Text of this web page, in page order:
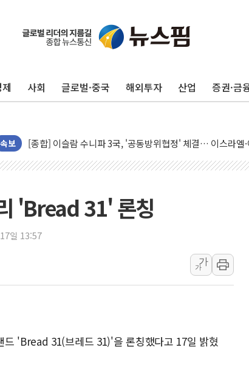
사회 글로벌·중국 해외투자 산업 증권·금
속보
유럽증시, 美 고용 예상 밖 부진에 연준 금리 인상 가능성
[종합] 이슬람 수니파 3국, '공동방위협정' 체결… 이스라엘
美 항소법원, 백악관 무도회장 공사 중단 명령…트럼프 제동
이란 핵심 원유 수출항 '하르그섬', 최근 1주일 이상 '올스톱
美 고용 쇼크에 엔화 장중 급등…시장은 "또 개입했나" 촉각
[종합] 美 7월 고용 2만3000명 감소 '쇼크'…9월 금리 인상 기
[사진] 이슬람 수니파 3개국, 공동방위협정 체결
트럼프 "금리 내려야"…파월 때와 달리 워시엔 톤 낮춰
'Bread 31' 론칭
일 13:57
가
가
'Bread 31(브레드 31)'을 론칭했다고 17일 밝혔